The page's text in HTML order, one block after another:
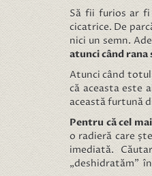
Să fii furios ar fi
cicatrice. De
nici un semn.
atunci când rana
Atunci când
că aceasta este
această furtună
Pentru că cel
o radieră care
imediată.
„deshidratăm”